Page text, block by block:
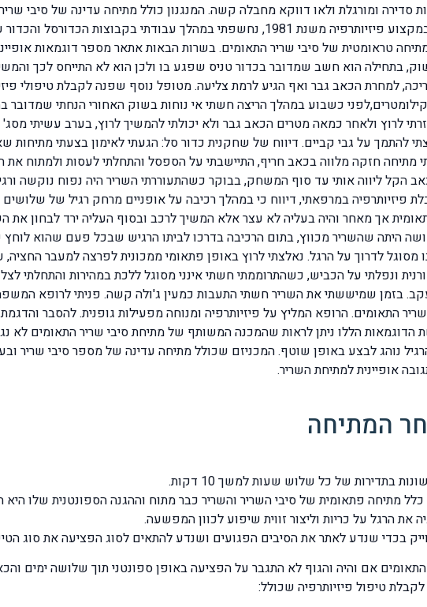
סדירה ומורגלת ולאו דווקא מחבלה קשה. המנגנון כולל מתיחה עדינה של סיבי
נוקשות ונפיחות. כפיזיוטרפיסט שעוסק במקצוע פיזיותרפיה משנת 1981, נחשפתי
טראומטית של סיבי שריר התאומים. בשרות הבאות אתאר מספר דוגמאות
בתחילה הוא חשב שמדובר בכדור טניס שפגע בו ולכן הוא לא התייחס לכך
למחרת הכאב גבר ואף הגיע לרמת צליעה. מטופל נוסף שפנה לקבלת טיפולי
כשבוע במהלך הריצה חשתי אי נוחות בשוק האחורי הנחתי שמדובר
לרוץ ולאחר כמאה מטרים הכאב גבר ולא יכולתי להמשיך לרוץ, בערב עשיתי
להתמך על גבי קביים. דיווח של שחקנית כדור סל: הגעתי לאימון בצעתי מתיחות
מתיחה חזקה מלווה בכאב חריף, התיישבתי על הספסל והתחלתי לעסות ולמתוח
הקל ליווה אותי עד סוף המשחק, בבוקר כשהתעוררתי השריר היה נפוח נוקשה
פיזיותרפיה במרפאתי, דיווח כי במהלך רכיבה על אופניים מרחק רגיל של
אך מאחר והיה בעליה לא עצר אלא המשיך לרכב ובסוף העליה ירד לבחון את
היתה שהשריר מכווץ, בתום הרכיבה בדרכו לביתו הרגיש שבכל פעם שהוא
מסוגל לדרוך על הרגל. נאלצתי לרוץ באופן פתאומי ממכונית לפרצה למעבר
ונפלתי על הכביש, כשהתרוממתי חשתי אינני מסוגל ללכת במהירות והתחלתי
בערך 20 סנטימטר מהעקב. בזמן שמיששתי את השריר חשתי התעבות כמעין ג'ולה קשה. פניתי
התאומים. הרופא המליץ על פיזיותרפיה ומנוחה מפעילות גופנית. להסבר
הללו ניתן לראות שהמכנה המשותף של מתיחת סיבי שריר התאומים לא
נוהג לבצע באופן שוטף. המכניזם שכולל מתיחה עדינה של מספר סיבי שריר
אופיינית למתיחת השריר.
המתיחה
מתיחה פתאומית של סיבי השריר והשריר כבר מתוח וההגנה הספונטנית שלו היא
הרגל על כריות וליצור זווית שיפוע לכוון המפשעה.
בכדי שנדע לאתר את הסיבים הפגועים ושנדע להתאים לסוג הפציעה את סוג
אם והיה והגוף לא התגבר על הפציעה באופן ספונטני תוך שלושה ימים
טיפול פיזיותרפיה שכולל: